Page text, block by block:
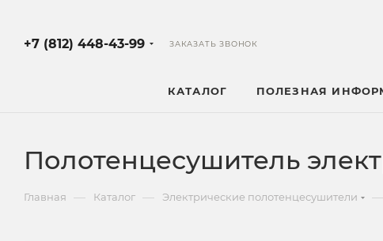
+7 (812) 448-43-99 ЗАКАЗАТЬ ЗВОНОК
КАТАЛОГ ПОЛЕЗНАЯ
Полотенцесушитель
Главная — Каталог — Электрические полотенцесушители —